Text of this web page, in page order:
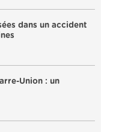
dans un accident
Union : un